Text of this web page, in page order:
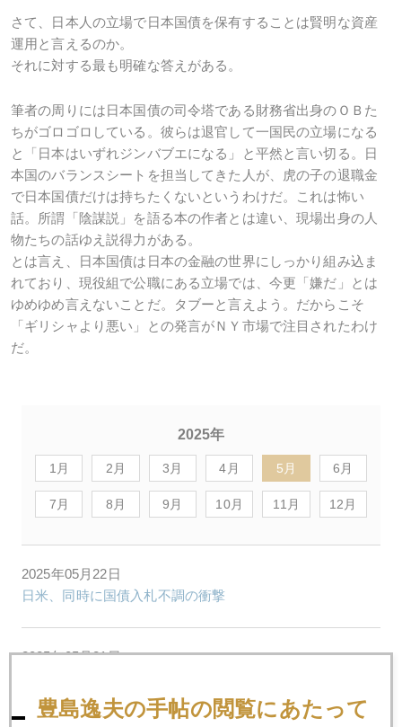
さて、日本人の立場で日本国債を保有することは賢明な資産
運用と言えるのか。
それに対する最も明確な答えがある。
筆者の周りには日本国債の司令塔である財務省出身のＯＢた
ちがゴロゴロしている。彼らは退官して一国民の立場になる
と「日本はいずれジンバブエになる」と平然と言い切る。日
本国のバランスシートを担当してきた人が、虎の子の退職金
で日本国債だけは持ちたくないというわけだ。これは怖い
話。所謂「陰謀説」を語る本の作者とは違い、現場出身の人
物たちの話ゆえ説得力がある。
とは言え、日本国債は日本の金融の世界にしっかり組み込ま
れており、現役組で公職にある立場では、今更「嫌だ」とは
ゆめゆめ言えないことだ。タブーと言えよう。だからこそ
「ギリシャより悪い」との発言がＮＹ市場で注目されたわけ
だ。
2025年
1月 2月 3月 4月 5月 6月
7月 8月 9月 10月 11月 12月
2025年05月22日
日米、同時に国債入札不調の衝撃
2025年05月21日
豊島逸夫の手帖の閲覧にあたって